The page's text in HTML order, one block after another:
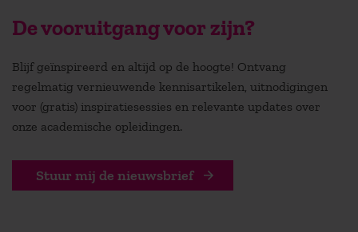
De vooruitgang voor zijn?
Blijf geïnspireerd en altijd op de hoogte! Ontvang
regelmatig vernieuwende kennisartikelen, uitnodigingen
voor (gratis) inspiratiesessies en relevante updates over
onze academische opleidingen.
Stuur mij de nieuwsbrief